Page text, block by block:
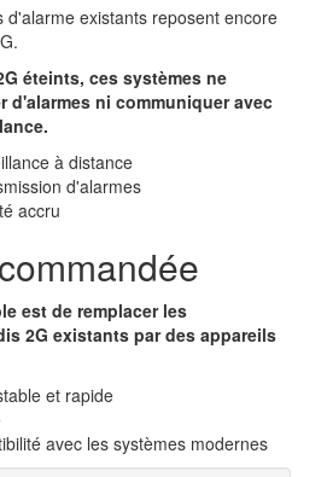
d'alarme existants reposent encore
éteints, ces systèmes ne
d'alarmes ni communiquer avec
à distance
d'alarmes
accru
est de remplacer les
2G existants par des appareils
et rapide
avec les systèmes modernes